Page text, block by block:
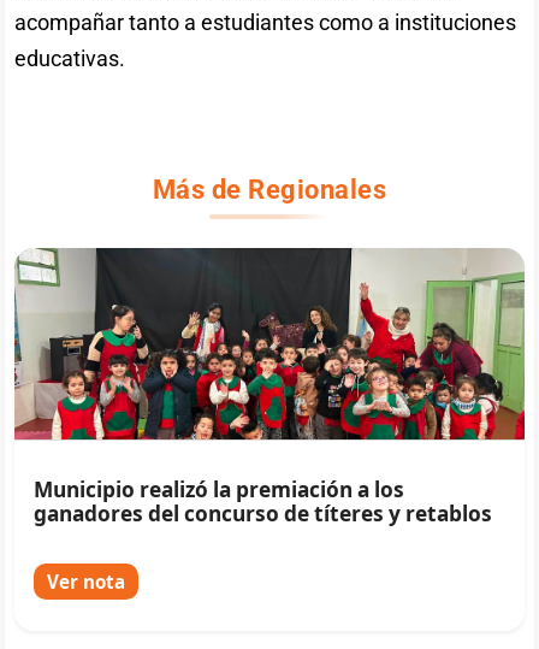
acompañar tanto a estudiantes como a instituciones
educativas.
Más de Regionales
Municipio realizó la premiación a los
ganadores del concurso de títeres y retablos
Ver nota